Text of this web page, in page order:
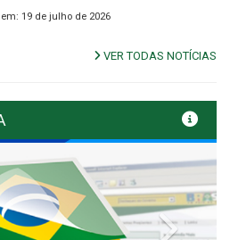
19 de julho de 2026
VER TODAS NOTÍCIAS
Next